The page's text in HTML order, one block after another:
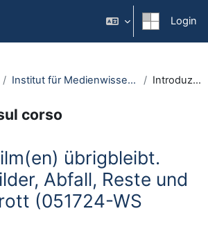
Login
Institut für Medienwissenschaft Introduzione
corso
übrigbleibt.
Abfall, Reste und
(051724-WS